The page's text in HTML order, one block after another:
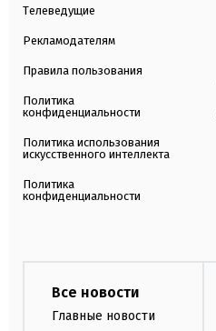
Телеведущие
Рекламодателям
Правила пользования
Политика
конфиденциальности
Политика использования
искусственного интеллекта
Политика
конфиденциальности
Все новости
Главные новости